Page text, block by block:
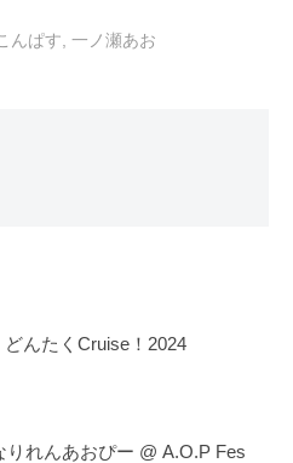
んぱす, 一ノ瀬あお
んたくCruise！2024
れんあおぴー @ A.O.P Fes